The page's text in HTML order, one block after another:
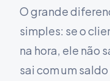
O grande
simples: se o
na hora, ele não
sai com um